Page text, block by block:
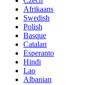
Afrikaans
Swedish
Polish
Basque
Catalan
Esperanto
Hindi
Lao
Albanian